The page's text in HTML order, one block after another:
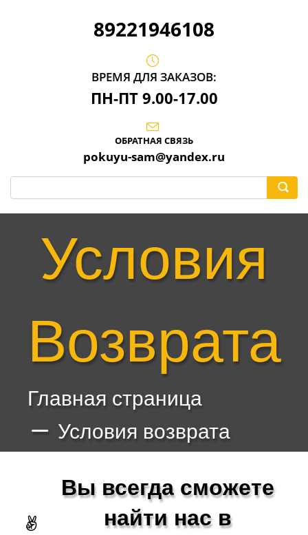
89221946108
ВРЕМЯ ДЛЯ ЗАКАЗОВ:
ПН-ПТ 9.00-17.00
ОБРАТНАЯ СВЯЗЬ
pokuyu-sam@yandex.ru
Условия
Возврата
Главная страница
Условия возврата
Вы всегда сможете
найти нас в